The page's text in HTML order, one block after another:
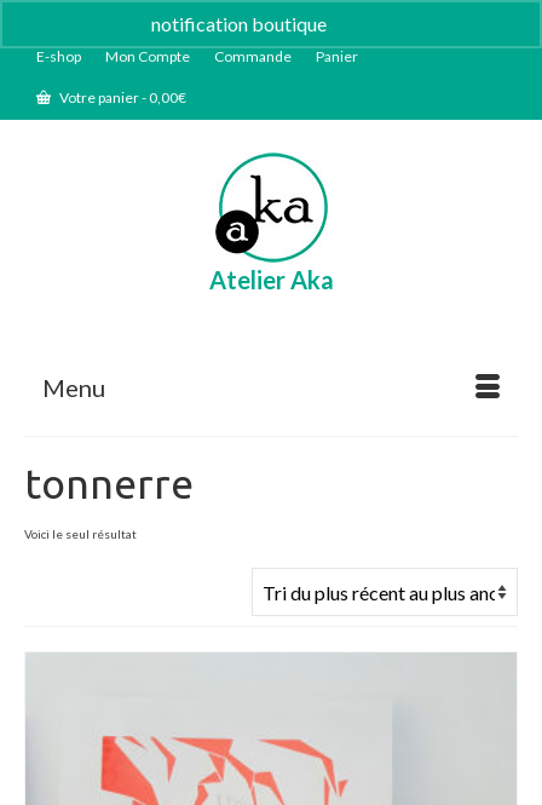
notification boutique
E-shop Mon Compte Commande Panier
Votre panier-0,00€
Atelier Aka
Menu
tonnerre
Voici le seul résultat